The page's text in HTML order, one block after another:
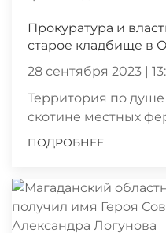
Прокуратура и
старое кладбище в
28 сентября 2023 |
Территория по
скотине местных
ПОДРОБНЕЕ